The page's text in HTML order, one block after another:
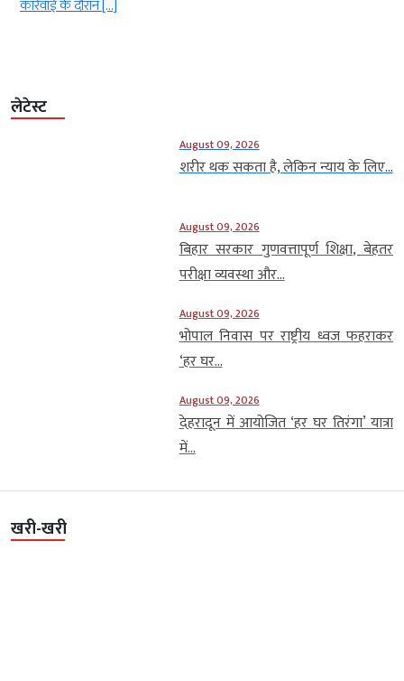
के दौरान […]
लेटेस्ट
August 09, 2026
शरीर थक सकता है, लेकिन न्याय के लिए...
August 09, 2026
बिहार सरकार गुणवत्तापूर्ण शिक्षा, बेहतर
परीक्षा व्यवस्था और...
August 09, 2026
भोपाल निवास पर राष्ट्रीय ध्वज फहराकर
‘हर घर...
August 09, 2026
देहरादून में आयोजित ‘हर घर तिरंगा’ यात्रा
में...
खरी-खरी